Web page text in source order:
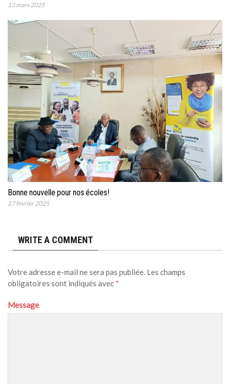
13 mars 2025
Bonne nouvelle pour nos écoles!
27 février 2025
WRITE A COMMENT
Votre adresse e-mail ne sera pas publiée. Les champs
obligatoires sont indiqués avec *
Message